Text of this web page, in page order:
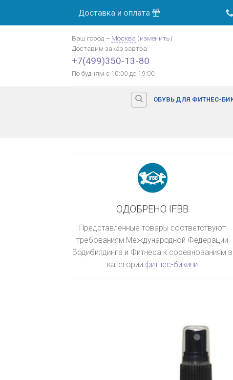
Доставка и оплата
Ваш город – Москва (изменить)
Доставим заказ завтра
+7(499)350-13-80
По будням с 10:00 до 19:00
ОБУВЬ ДЛЯ ФИТНЕС-
ОДОБРЕНО IFBB
Представленные товары соответствуют
требованиям Международной Федерации
Бодибилдинга и Фитнеса к соревнованиям в
категории фитнес-бикини
МОСКВА
Оплата картой банка